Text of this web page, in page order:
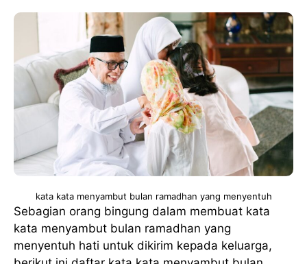
kata kata menyambut bulan ramadhan yang menyentuh
Sebagian orang bingung dalam membuat kata
kata menyambut bulan ramadhan yang
menyentuh hati untuk dikirim kepada keluarga,